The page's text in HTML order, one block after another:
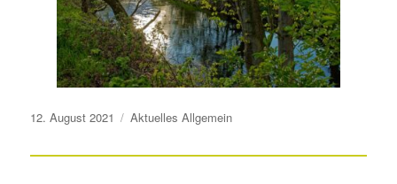
Veröffentlicht
12. August 2021 Aktuelles Allgemein